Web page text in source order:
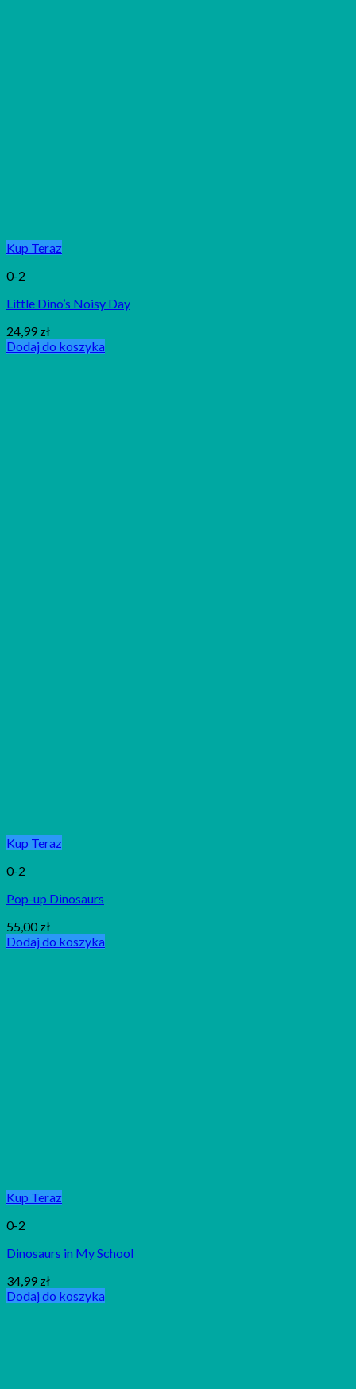
Kup Teraz
0-2
Little Dino’s Noisy Day
24,99 zł
Dodaj do koszyka
Kup Teraz
0-2
Pop-up Dinosaurs
55,00 zł
Dodaj do koszyka
Kup Teraz
0-2
Dinosaurs in My School
34,99 zł
Dodaj do koszyka